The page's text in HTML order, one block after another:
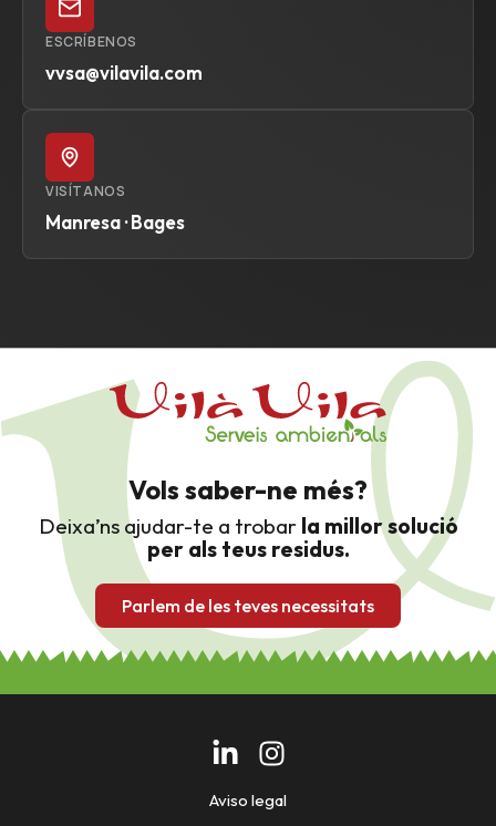
ESCRÍBENOS
vvsa@vilavila.com
VISÍTANOS
Manresa · Bages
Vols saber-ne més?
Deixa’ns ajudar-te a trobar la millor solució
per als teus residus.
Parlem de les teves necessitats
Aviso legal